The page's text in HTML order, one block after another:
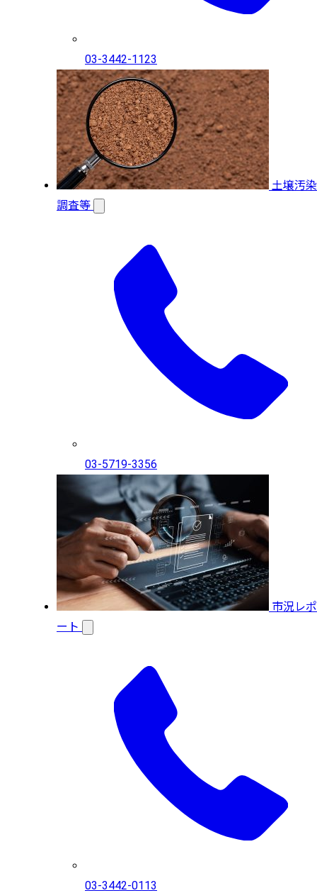
03-3442-1123
土壌汚染
調査等
03-5719-3356
市況レポ
ート
03-3442-0113